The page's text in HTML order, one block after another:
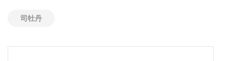
司牡丹